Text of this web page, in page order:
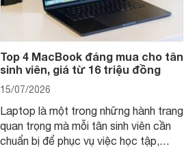
Top 4 MacBook đáng mua cho tân
sinh viên, giá từ 16 triệu đồng
15/07/2026
Laptop là một trong những hành trang
quan trọng mà mỗi tân sinh viên cần
chuẩn bị để phục vụ việc học tập,